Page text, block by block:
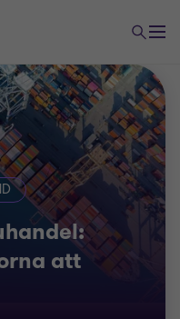
att